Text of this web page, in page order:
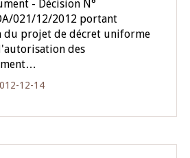
- Décision N°
021/12/2012 portant
du projet de décret uniforme
des
12-14